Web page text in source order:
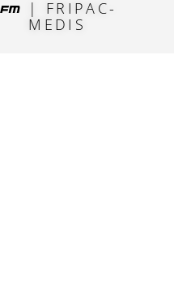
| FRIPAC-
MEDIS